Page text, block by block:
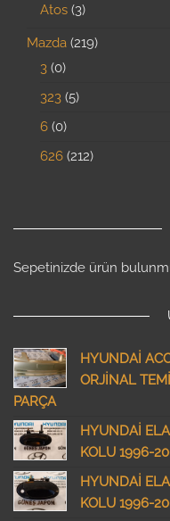
Atos 3
Mazda 219
3 0
323 5
6 0
626 212
Sepetinizde ürün
HYUNDAİ
ORJİNAL
PARÇA
HYUNDAİ
KOLU 1996-
HYUNDAİ
KOLU 1996-